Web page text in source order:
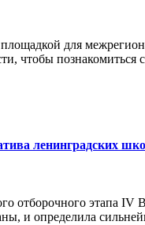
для
чтобы
ленинградских
отборочного этапа IV
и определила